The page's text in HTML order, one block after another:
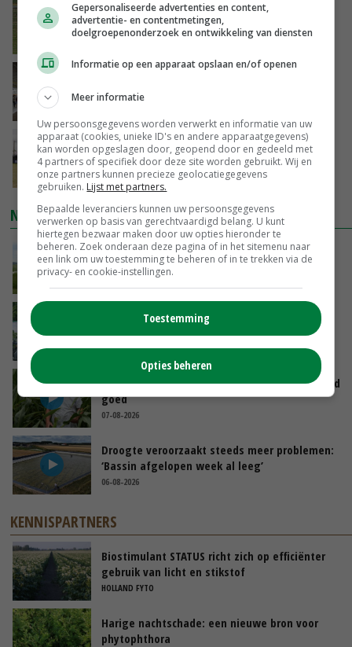
Fritesnotering stijgt door tot maximaal 30
euro
VANDAAG, 16:39
trekken honderden bezoekers
Vakbeurs Libramont: van trekpaard tot
laserwieder
VANDAAG, 15:22
NIEUWSTE VIDEO'S
POAH! John Deere 7730
Oekraïne-vlogger Kees Huizinga: ‘Bezoek van
de ambassade mag zelf groente plukken’
07-08-2026
Limburgse mais van Frijns doet het verrassend
goed
07-08-2026
Droogte veroorzaakt steeds meer problemen:
‘Bassin afgelopen week al leeg’
06-08-2026
KENNISPARTNERS
Biostimulant STATUS richt zich op efficiënter
gebruik van licht en stikstof
HOLLAND FYTO
Harige nachtschade: een nieuwe bron voor
phytophthora
Gepersonaliseerde advertenties en content,
advertentie- en contentmetingen,
doelgroepenonderzoek en ontwikkeling van diensten
Informatie op een apparaat opslaan en/of openen
Meer informatie
Uw persoonsgegevens worden verwerkt en informatie van uw
apparaat (cookies, unieke ID's en andere apparaatgegevens)
kan worden opgeslagen door, geopend door en gedeeld met
4 partners of specifiek door deze site worden gebruikt. Wij en
onze partners kunnen precieze geolocatiegegevens
gebruiken. Lijst met partners.
Bepaalde leveranciers kunnen uw persoonsgegevens
verwerken op basis van gerechtvaardigd belang. U kunt
hiertegen bezwaar maken door uw opties hieronder te
beheren. Zoek onderaan deze pagina of in het sitemenu naar
een link om uw toestemming te beheren of in te trekken via de
privacy- en cookie-instellingen.
Toestemming
Opties beheren